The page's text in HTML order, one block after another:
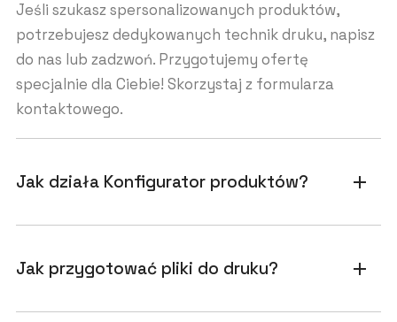
Jeśli szukasz spersonalizowanych produktów,
potrzebujesz dedykowanych technik druku, napisz
do nas lub zadzwoń. Przygotujemy ofertę
specjalnie dla Ciebie! Skorzystaj z formularza
kontaktowego.
Jak działa Konfigurator produktów? add
Jak przygotować pliki do druku? add